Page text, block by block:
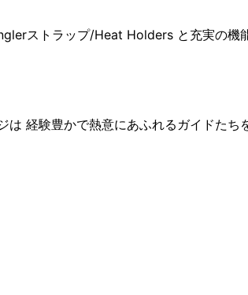
ストラ ップ/Heat Holders と充実の機
は 経験豊かで熱意にあふれるガイドたち